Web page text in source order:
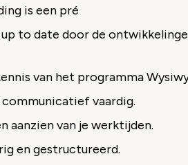
is een pré
to date door de
van het programma
vaardig.
aanzien van je werktijden.
en gestructureerd.